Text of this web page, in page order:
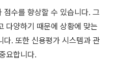
점수를 향상할 수 있습니다. 그
다양하기 때문에 상황에 맞는
다. 또한 신용평가 시스템과 관
요합니다.